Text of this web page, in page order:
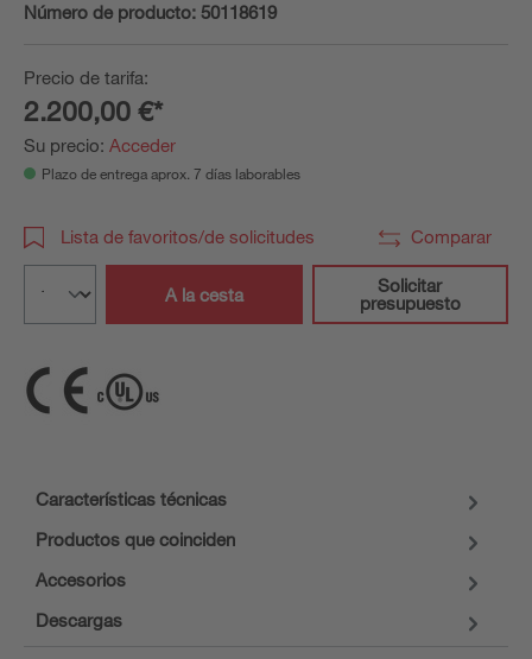
Número de producto: 50118619
Precio de tarifa:
2.200,00 €*
Su precio: Acceder
Plazo de entrega aprox. 7 días laborables
Lista de favoritos/de solicitudes Comparar
A la cesta
Solicitar
presupuesto
Características técnicas
Productos que coinciden
Accesorios
Descargas